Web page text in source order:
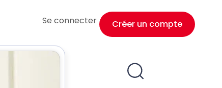
Se connecter Créer un compte